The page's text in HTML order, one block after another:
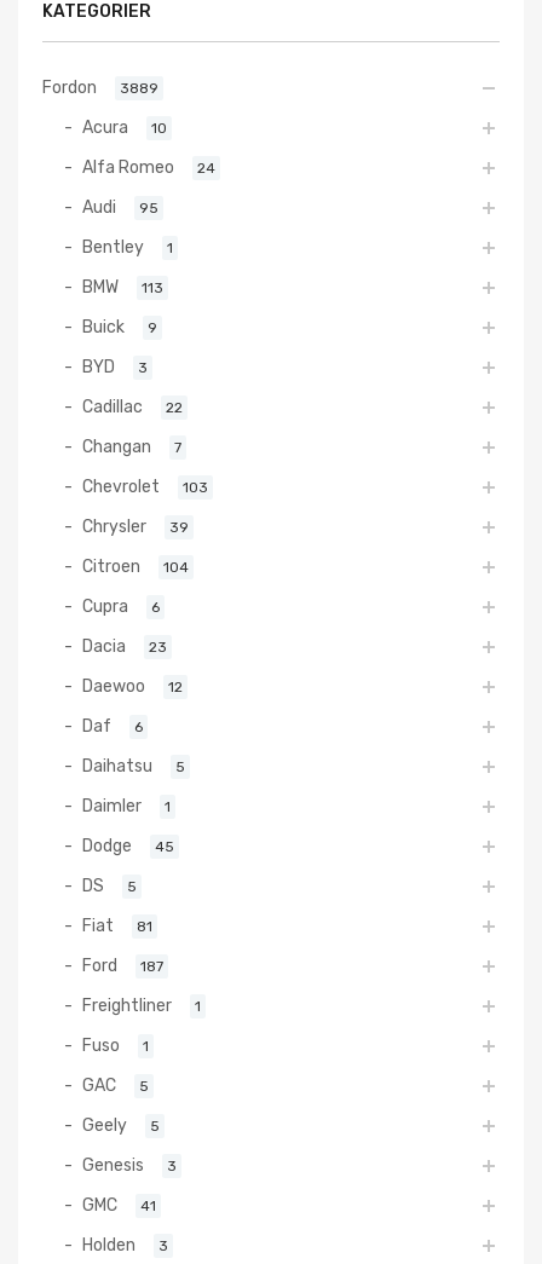
KATEGORIER
Fordon 3889
Acura 10
Alfa Romeo 24
Audi 95
Bentley 1
BMW 113
Buick 9
BYD 3
Cadillac 22
Changan 7
Chevrolet 103
Chrysler 39
Citroen 104
Cupra 6
Dacia 23
Daewoo 12
Daf 6
Daihatsu 5
Daimler 1
Dodge 45
DS 5
Fiat 81
Ford 187
Freightliner 1
Fuso 1
GAC 5
Geely 5
Genesis 3
GMC 41
Holden 3